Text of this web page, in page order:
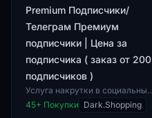
Premium Подписчики/
Телеграм Премиум
подписчики | Цена за
подписчика ( заказ от 200
подписчиков )
Услуга накрутки в социальных
сетях предлагает возможность
получения подписчиков на
45+ Покупки Dark.Shopping